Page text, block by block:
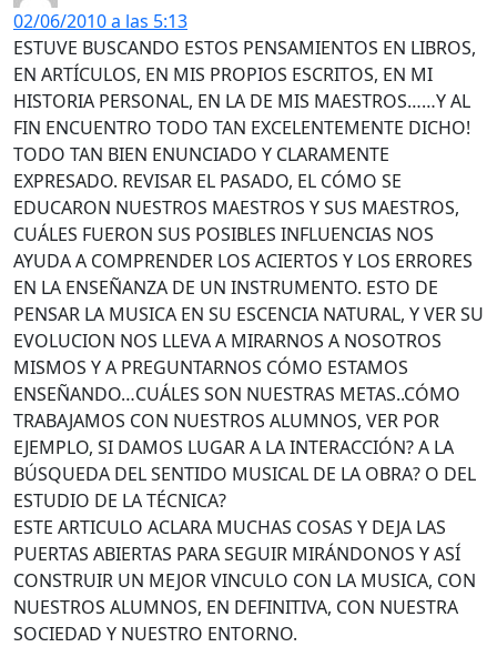
02/06/2010 a las 5:13
ESTUVE BUSCANDO ESTOS PENSAMIENTOS EN LIBROS,
EN ARTÍCULOS, EN MIS PROPIOS ESCRITOS, EN MI
HISTORIA PERSONAL, EN LA DE MIS MAESTROS……Y AL
FIN ENCUENTRO TODO TAN EXCELENTEMENTE DICHO!
TODO TAN BIEN ENUNCIADO Y CLARAMENTE
EXPRESADO. REVISAR EL PASADO, EL CÓMO SE
EDUCARON NUESTROS MAESTROS Y SUS MAESTROS,
CUÁLES FUERON SUS POSIBLES INFLUENCIAS NOS
AYUDA A COMPRENDER LOS ACIERTOS Y LOS ERRORES
EN LA ENSEÑANZA DE UN INSTRUMENTO. ESTO DE
PENSAR LA MUSICA EN SU ESCENCIA NATURAL, Y VER SU
EVOLUCION NOS LLEVA A MIRARNOS A NOSOTROS
MISMOS Y A PREGUNTARNOS CÓMO ESTAMOS
ENSEÑANDO…CUÁLES SON NUESTRAS METAS..CÓMO
TRABAJAMOS CON NUESTROS ALUMNOS, VER POR
EJEMPLO, SI DAMOS LUGAR A LA INTERACCIÓN? A LA
BÚSQUEDA DEL SENTIDO MUSICAL DE LA OBRA? O DEL
ESTUDIO DE LA TÉCNICA?
ESTE ARTICULO ACLARA MUCHAS COSAS Y DEJA LAS
PUERTAS ABIERTAS PARA SEGUIR MIRÁNDONOS Y ASÍ
CONSTRUIR UN MEJOR VINCULO CON LA MUSICA, CON
NUESTROS ALUMNOS, EN DEFINITIVA, CON NUESTRA
SOCIEDAD Y NUESTRO ENTORNO.